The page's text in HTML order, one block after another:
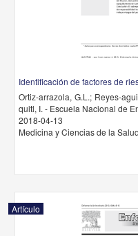
Identificación de factores de
Ortiz-arrazola, G.L.; Reyes-
quitl, I. - Escuela Nacional de
2018-04-13
Medicina y Ciencias de la Salud
Artículo